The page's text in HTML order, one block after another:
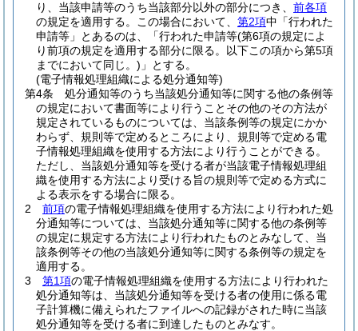
り、当該申請等のうち当該部分以外の部分につき、 前各項
の規定を適用する。
この場合において、 第2項中「行われた
申請等」とあるのは、「行われた申請等(第6項の規定によ
り前項の規定を適用する部分に限る。以下この項から第5項
までにおいて同じ。) 」とする。
(電子情報処理組織による処分通知等)
第4条
処分通知等のうち当該処分通知等に関する他の条例等
の規定において書面等により行うことその他のその方法が
規定されているものについては、当該条例等の規定にかか
わらず、規則等で定めるところにより、規則等で定める電
子情報処理組織を使用する方法により行うことができる。
ただし、当該処分通知等を受ける者が当該電子情報処理組
織を使用する方法により受ける旨の規則等で定める方式に
よる表示をする場合に限る。
2
前項の電子情報処理組織を使用する方法により行われた処
分通知等については、当該処分通知等に関する他の条例等
の規定に規定する方法により行われたものとみなして、当
該条例等その他の当該処分通知等に関する条例等の規定を
適用する。
3
第1項の電子情報処理組織を使用する方法により行われた
処分通知等は、当該処分通知等を受ける者の使用に係る電
子計算機に備えられたファイルへの記録がされた時に当該
処分通知等を受ける者に到達したものとみなす。